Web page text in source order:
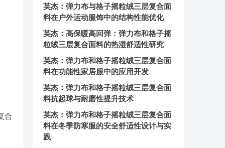
合
英杰：弹力布与格子摇粒绒三层复合面
料在户外运动服饰中的结构性能优化
英杰：高保暖高回弹：弹力布和格子摇
粒绒三层复合面料的热湿舒适性研究
英杰：弹力布和格子摇粒绒三层复合面
料在功能性家居服中的应用开发
英杰：弹力布和格子摇粒绒三层复合面
料抗起球与耐磨性提升技术
英杰：弹力布和格子摇粒绒三层复合面
料在冬季防寒服的安全舒适性设计与实
践